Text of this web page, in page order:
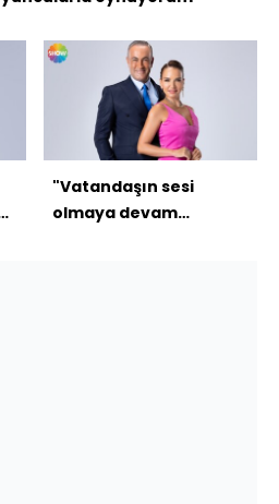
"Vatandaşın sesi
olmaya devam